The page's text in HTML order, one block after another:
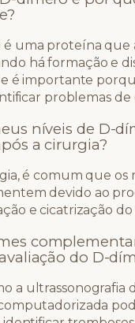
é uma proteína que
há formação e
é importante
problemas de
níveis de D-
a cirurgia?
é comum que os
devido ao
e cicatrização do
do D-
a ultrassonografia